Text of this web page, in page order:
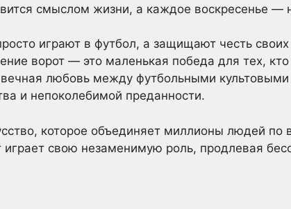
смыслом жизни, а каждое воскресенье —
играют в футбол, а защищают честь
ворот — это маленькая победа для тех, кто
любовь между футбольными культовыми
и непоколебимой преданности.
которое объединяет миллионы людей по
свою незаменимую роль, продлевая